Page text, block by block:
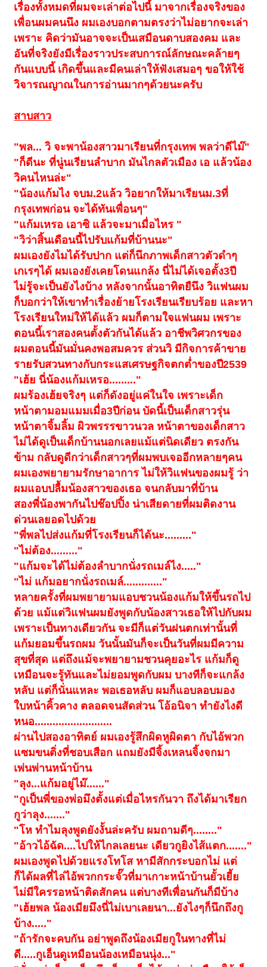
เรื่องทั้งหมดที่ผมจะเล่าต่อไปนี้ มาจากเรื่องจริงของ
เพื่อนผมคนนึง ผมเองบอกตามตรงว่าไม่อยากจะเล่า
เพราะ คิดว่ามันอาจจะเป็นเสมือนดาบสองคม และ
อันที่จริงยังมีเรื่องราวประสบการณ์ลักษณะคล้ายๆ
กันแบบนี้ เกิดขึ้นและมีคนเล่าให้ฟังเสมอๆ ขอให้ใช้
วิจารณญาณในการอ่านมากๆด้วยนะครับ
สาบสาว
"พล... วิ จะพาน้องสาวมาเรียนที่กรุงเทพ พลว่าดีไม๊"
"ก็ดีนะ ที่นู่นเรียนลำบาก มันไกลตัวเมือง เอ แล้วน้อง
วิคนไหนล่ะ"
"น้องแก้มไง จบม.2แล้ว วิอยากให้มาเรียนม.3ที่
กรุงเทพก่อน จะได้ทันเพื่อนๆ"
"แก้มเหรอ เอาซิ แล้วจะมาเมื่อไหร "
"วิว่าสิ้นเดือนนี้ไปรับแก้มที่บ้านนะ"
ผมเองยังไมได้รับปาก แต่ก็นึกภาพเด็กสาวตัวดำๆ
เกเรๆได้ ผมเองยังเคยโดนแกล้ง นี่ไม่ได้เจอตั้ง3ปี
ไม่รู้จะเป็นยังไงบ้าง หลังจากนั้นอาทิตยืนึง วิแฟนผม
ก็บอกว่าให้เขาทำเรื่องย้ายโรงเรียนเรียบร้อย และหา
โรงเรียนใหม่ให้ได้แล้ว ผมก็ตามใจแฟนผม เพราะ
ตอนนี้เราสองคนตั้งตัวกันได้แล้ว อาชีพวิศวกรของ
ผมตอนนี้มันมั่นคงพอสมควร ส่วนวิ มีกิจการค้าขาย
รายรับสวนทางกับกระแสเศรษฐกิจตกต่ำของปี2539
"เฮ้ย นี่น้องแก้มเหรอ........."
ผมร้องเฮ้ยจริงๆ แต่ก็ดังอยู่แค่ในใจ เพราะเด็ก
หน้าตามอมแมมเมื่อ3ปีก่อน บัดนี้เป็นเด็กสาวรุ่น
หน้าตาจิ้มลิ้ม ผิวพรรรขาวนวล หน้าตาของเด็กสาว
ไม่ได้ดูเป็นเด็กบ้านนอกเลยแม้แต่นิดเดียว ตรงกัน
ข้าม กลับดูดีกว่าเด็กสาวๆที่ผมพบเจออีกหลายๆคน
ผมเองพยายามรักษาอาการ ไม่ให้วิแฟนของผมรู้ ว่า
ผมแอบปลื้มน้องสาวของเธอ จนกลับมาที่บ้าน
สองพี่น้องพากันไปช๊อปปิ้ง น่าเสียดายที่ผมติดงาน
ด่วนเลยอดไปด้วย
"พี่พลไปส่งแก้มที่โรงเรียนก็ได้นะ........."
"ไม่ต้อง........."
"แก้มจะได้ไม่ต้องลำบากนั่งรถเมล์ไง....."
"ไม่ แก้มอยากนั่งรถเมล์............."
หลายครั้งที่ผมพยายามแอบชวนน้องแก้มให้ขึ้นรถไป
ด้วย แม้แต่วิแฟนผมยังพูดกับน้องสาวเธอให้ไปกับผม
เพราะเป็นทางเดียวกัน จะมีก็แต่วันฝนตกเท่านั้นที่
แก้มยอมขึ้นรถผม วันนั้นมันก็จะเป็นวันที่ผมมีความ
สุขที่สุด แต่ถึงแม้จะพยายามชวนคุยอะไร แก้มก็ดู
เหมือนจะรู้ทันและไม่ยอมพูดกับผม บางทีก็จะแกล้ง
หลับ แต่ก็นั่นแหละ พอเธอหลับ ผมก็แอบลอบมอง
ใบหน้าคิ้วคาง ตลอดจนสัดส่วน โอ้อนิจา ทำยังไงดี
หนอ..........................
ผ่านไปสองอาทิตย์ ผมเองรู้สึกผิดหูผิดตา กับไอ้พวก
แซมขนติ่งที่ชอบเสือก แถมยังมีจิ้งเหลนจิ้งจกมา
เพ่นพ่านหน้าบ้าน
"ลุง...แก้มอยู่ไม๊......"
"กูเป็นพี่ของพ่อมึงตั้งแต่เมื่อไหรกันวา ถึงได้มาเรียก
กูว่าลุง......."
"โห ทำไมลุงพูดยังงั้นล่ะครับ ผมถามดีๆ........"
"อ้าวไอ้ฉัด....ไปให้ไกลเลยนะ เดียวกูยิงไส้แตก......."
ผมเองพูดไปด้วยแรงโทโส หามีสักกระบอกไม่ แต่
ก็ได้ผลที่ไล่ไอ้พวกกระจั๊วที่มาเกาะหน้าบ้านยั้วเยี้ย
ไม่มีใครรอหน้าติดสักคน แต่บางทีเพื่อนกันก็มีบ้าง
"เฮ้ยพล น้องเมียมึงนี่ไม่เบาเลยนา...ยังไงๆก็นึกถึงกู
บ้าง....."
"ถ้ารักจะคบกัน อย่าพูดถึงน้องเมียกูในทางที่ไม่
ดี.....กูเอ็นดูเหมือนน้องเหมือนนุ่ง..."